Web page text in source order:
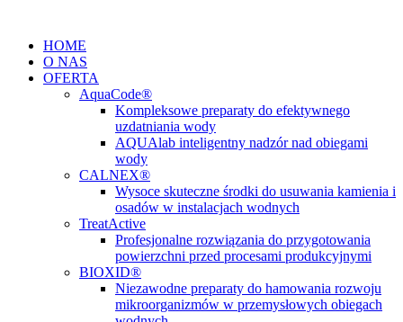
treści
HOME
O NAS
OFERTA
AquaCode®
Kompleksowe preparaty do efektywnego
uzdatniania wody
AQUAlab inteligentny nadzór nad obiegami
wody
CALNEX®
Wysoce skuteczne środki do usuwania kamienia i
osadów w instalacjach wodnych
TreatActive
Profesjonalne rozwiązania do przygotowania
powierzchni przed procesami produkcyjnymi
BIOXID®
Niezawodne preparaty do hamowania rozwoju
mikroorganizmów w przemysłowych obiegach